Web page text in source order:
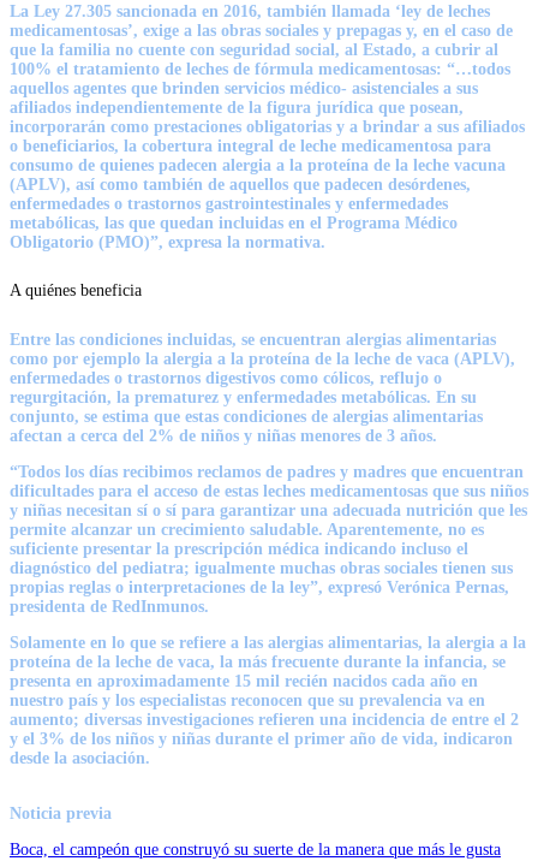
La Ley 27.305 sancionada en 2016, también llamada ‘ley de leches
medicamentosas’, exige a las obras sociales y prepagas y, en el caso de
que la familia no cuente con seguridad social, al Estado, a cubrir al
100% el tratamiento de leches de fórmula medicamentosas: “…todos
aquellos agentes que brinden servicios médico- asistenciales a sus
afiliados independientemente de la figura jurídica que posean,
incorporarán como prestaciones obligatorias y a brindar a sus afiliados
o beneficiarios, la cobertura integral de leche medicamentosa para
consumo de quienes padecen alergia a la proteína de la leche vacuna
(APLV), así como también de aquellos que padecen desórdenes,
enfermedades o trastornos gastrointestinales y enfermedades
metabólicas, las que quedan incluidas en el Programa Médico
Obligatorio (PMO)”, expresa la normativa.
A quiénes beneficia
Entre las condiciones incluidas, se encuentran alergias alimentarias
como por ejemplo la alergia a la proteína de la leche de vaca (APLV),
enfermedades o trastornos digestivos como cólicos, reflujo o
regurgitación, la prematurez y enfermedades metabólicas. En su
conjunto, se estima que estas condiciones de alergias alimentarias
afectan a cerca del 2% de niños y niñas menores de 3 años.
“Todos los días recibimos reclamos de padres y madres que encuentran
dificultades para el acceso de estas leches medicamentosas que sus niños
y niñas necesitan sí o sí para garantizar una adecuada nutrición que les
permite alcanzar un crecimiento saludable. Aparentemente, no es
suficiente presentar la prescripción médica indicando incluso el
diagnóstico del pediatra; igualmente muchas obras sociales tienen sus
propias reglas o interpretaciones de la ley”, expresó Verónica Pernas,
presidenta de RedInmunos.
Solamente en lo que se refiere a las alergias alimentarias, la alergia a la
proteína de la leche de vaca, la más frecuente durante la infancia, se
presenta en aproximadamente 15 mil recién nacidos cada año en
nuestro país y los especialistas reconocen que su prevalencia va en
aumento; diversas investigaciones refieren una incidencia de entre el 2
y el 3% de los niños y niñas durante el primer año de vida, indicaron
desde la asociación.
Noticia previa
Boca, el campeón que construyó su suerte de la manera que más le gusta